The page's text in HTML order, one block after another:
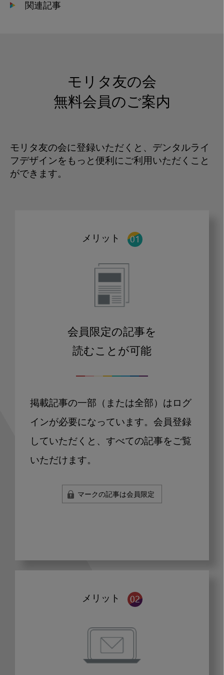
関連記事
モリタ友の会
無料会員のご案内
モリタ友の会に登録いただくと、デンタルライ
フデザインをもっと便利にご利用いただくこと
ができます。
メリット
会員限定の記事を
読むことが可能
掲載記事の一部（または全部）はログ
インが必要になっています。会員登録
していただくと、すべての記事をご覧
いただけます。
マークの記事は会員限定
メリット